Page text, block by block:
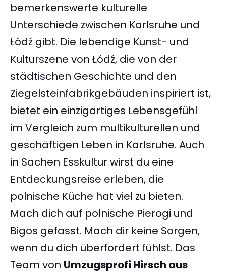
bemerkenswerte kulturelle
Unterschiede zwischen Karlsruhe und
Łódź gibt. Die lebendige Kunst- und
Kulturszene von Łódź, die von der
städtischen Geschichte und den
Ziegelsteinfabrikgebäuden inspiriert ist,
bietet ein einzigartiges Lebensgefühl
im Vergleich zum multikulturellen und
geschäftigen Leben in Karlsruhe. Auch
in Sachen Esskultur wirst du eine
Entdeckungsreise erleben, die
polnische Küche hat viel zu bieten.
Mach dich auf polnische Pierogi und
Bigos gefasst. Mach dir keine Sorgen,
wenn du dich überfordert fühlst. Das
Team von Umzugsprofi Hirsch aus